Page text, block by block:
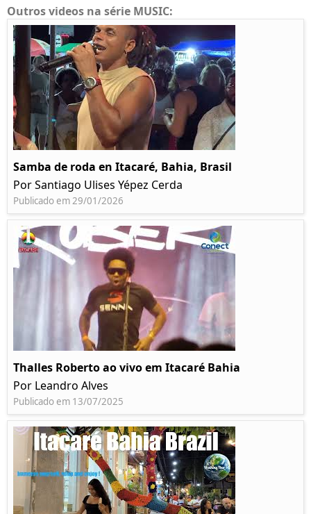
Outros videos na série MUSIC:
Samba de roda en Itacaré, Bahia, Brasil
Por Santiago Ulises Yépez Cerda
Publicado em 29/01/2026
Thalles Roberto ao vivo em Itacaré Bahia
Por Leandro Alves
Publicado em 13/07/2025